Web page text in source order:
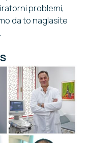
problemi,
da to naglasite